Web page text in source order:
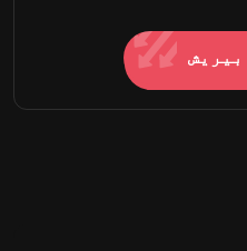
بیریش